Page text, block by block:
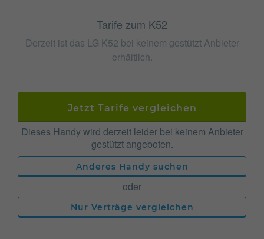
Tarife zum K52
Derzeit ist das LG K52 bei keinem gestützt Anbieter
erhältlich.
Jetzt Tarife vergleichen
Dieses Handy wird derzeit leider bei keinem Anbieter
gestützt angeboten.
Anderes Handy suchen
oder
Nur Verträge vergleichen